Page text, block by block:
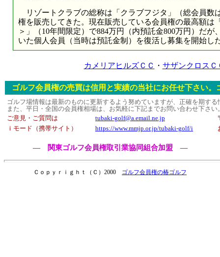
リゾートクラブの総称は「クラブフジタ」（総会員数
権を販売してきた。現在販売している会員権の最高額は
＞」（10年間限定）で884万円（内預託金800万円）だ
いた個人会員（当時は預託金制）を復活し募集を開始し
カメリアヒルズＣＣ ・ サザンクロスＣ
ゴルフ会員権の売買は信用と実績の当社にお任せ下さい
ゴルフ場情報は最新のものに更新するよう努めていますが、正確を期す
また、平日・全国の会員権相場は、お気軽に下記までお問い合わせ下さい
ご意見・ご質問は tubaki-golf@a.email.ne.jp
ｉモード（携帯サイト）
https://www.mmjp.or.jp/tubaki-golf/i
― 関東ゴルフ会員権取引業協同組合加盟 ―
Ｃｏｐｙｒｉｇｈｔ（Ｃ）2000 ゴルフ会員権の椿ゴルフ